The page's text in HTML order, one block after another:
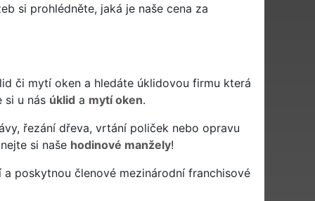
si prohlédněte, jaká je naše cena za
či mytí oken a hledáte úklidovou firmu která
si u nás úklid a mytí oken.
řezání dřeva, vrtání poliček nebo opravu
si naše hodinové manžely!
poskytnou členové mezinárodní franchisové